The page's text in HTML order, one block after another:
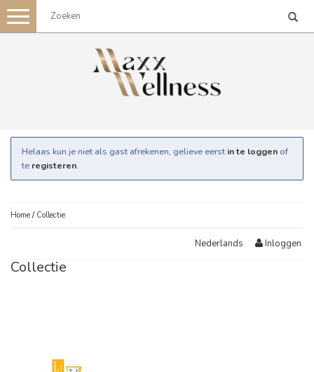
Toggle
navigation
Helaas kun je niet als gast afrekenen, gelieve eerst in te loggen of
te registeren.
Home / Collectie
Nederlands Inloggen
Collectie